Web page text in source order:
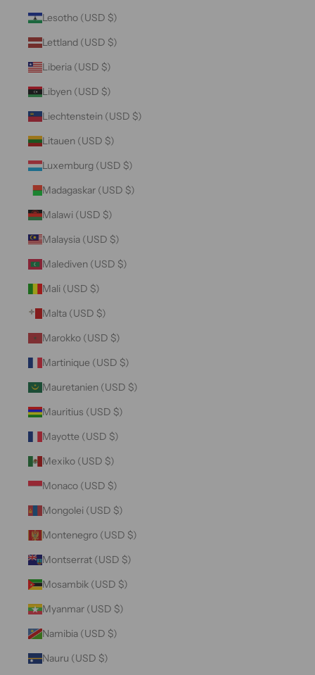
Lesotho (USD $)
Lettland (USD $)
Liberia (USD $)
Libyen (USD $)
Liechtenstein (USD $)
Litauen (USD $)
Luxemburg (USD $)
Madagaskar (USD $)
Malawi (USD $)
Malaysia (USD $)
Malediven (USD $)
Mali (USD $)
Malta (USD $)
Marokko (USD $)
Martinique (USD $)
Mauretanien (USD $)
Mauritius (USD $)
Mayotte (USD $)
Mexiko (USD $)
Monaco (USD $)
Mongolei (USD $)
Montenegro (USD $)
Montserrat (USD $)
Mosambik (USD $)
Myanmar (USD $)
Namibia (USD $)
Nauru (USD $)